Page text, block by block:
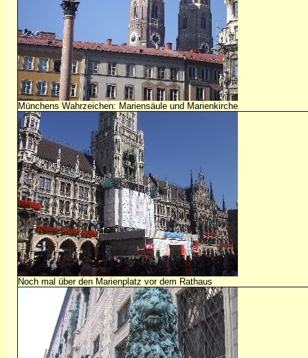
Münchens Wahrzeichen: Mariensäule und Marienkirche
Noch mal über den Marienplatz vor dem Rathaus